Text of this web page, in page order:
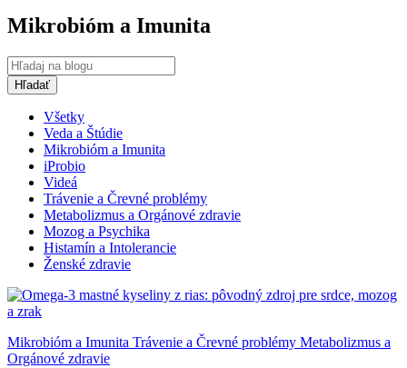
Mikrobióm a Imunita
Všetky
Veda a Štúdie
Mikrobióm a Imunita
iProbio
Videá
Trávenie a Črevné problémy
Metabolizmus a Orgánové zdravie
Mozog a Psychika
Histamín a Intolerancie
Ženské zdravie
Mikrobióm a Imunita Trávenie a Črevné problémy Metabolizmus a
Orgánové zdravie